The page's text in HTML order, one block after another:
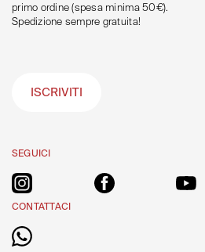
primo ordine (spesa minima 50€).
Spedizione sempre gratuita!
ISCRIVITI
SEGUICI
CONTATTACI